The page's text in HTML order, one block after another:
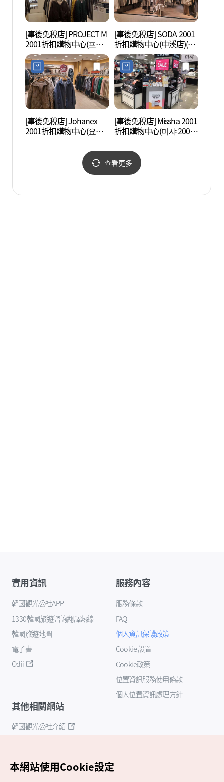
[事後免稅店] PROJECT M
2001折扣購物中心(프로
젝트엠 2001아울렛 중계
점)
[事後免稅店] SODA 2001
折扣購物中心(中溪店)(모
스코나 2001아울렛 중계
점)
[事後免稅店] Johanex
2001折扣購物中心(요하
[事後免稅店] Missha 2001
折扣購物中心(미샤 2001
查看更多
實用資訊
韓國觀光公社APP
1330韓國旅遊諮詢翻譯熱線
韓國旅遊地圖
電子書
Odii
服務內容
服務條款
FAQ
個人資訊保護政策
Cookie 設置
Cookie政策
位置資訊服務使用條款
個人位置資訊處理方針
其他相關網站
韓國觀光公社介紹
本網站使用Cookie設定